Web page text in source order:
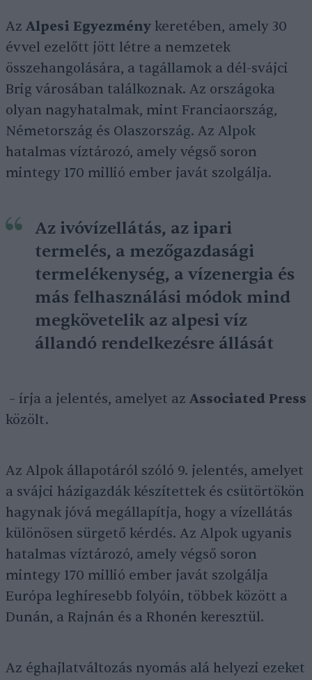
Az Alpesi Egyezmény keretében, amely 30
évvel ezelőtt jött létre a nemzetek
összehangolására, a tagállamok a dél-svájci
Brig városában találkoznak. Az országoka
olyan nagyhatalmak, mint Franciaország,
Németország és Olaszország. Az Alpok
hatalmas víztározó, amely végső soron
mintegy 170 millió ember javát szolgálja.
Az ivóvízellátás, az ipari
termelés, a mezőgazdasági
termelékenység, a vízenergia és
más felhasználási módok mind
megkövetelik az alpesi víz
állandó rendelkezésre állását
– írja a jelentés, amelyet az Associated Press
közölt.
Az Alpok állapotáról szóló 9. jelentés, amelyet
a svájci házigazdák készítettek és csütörtökön
hagynak jóvá megállapítja, hogy a vízellátás
különösen sürgető kérdés. Az Alpok ugyanis
hatalmas víztározó, amely végső soron
mintegy 170 millió ember javát szolgálja
Európa leghíresebb folyóin, többek között a
Dunán, a Rajnán és a Rhonén keresztül.
Az éghajlatváltozás nyomás alá helyezi ezeket